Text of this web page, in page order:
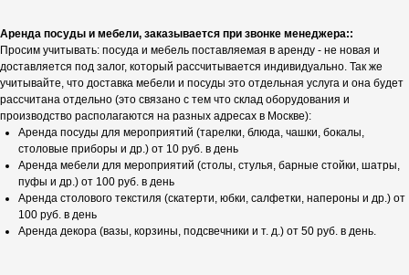
Аренда посуды и мебели, заказывается при звонке менеджера::
Просим учитывать: посуда и мебель поставляемая в аренду - не новая и
доставляется под залог, который рассчитывается индивидуально. Так же
учитывайте, что доставка мебели и посуды это отдельная услуга и она будет
рассчитана отдельно (это связано с тем что склад оборудования и
производство располагаются на разных адресах в Москве):
Аренда посуды для мероприятий (тарелки, блюда, чашки, бокалы,
столовые приборы и др.) от 10 руб. в день
Аренда мебели для мероприятий (столы, стулья, барные стойки, шатры,
пуфы и др.) от 100 руб. в день
Аренда столового текстиля (скатерти, юбки, салфетки, напероны и др.) от
100 руб. в день
Аренда декора (вазы, корзины, подсвечники и т. д.) от 50 руб. в день.